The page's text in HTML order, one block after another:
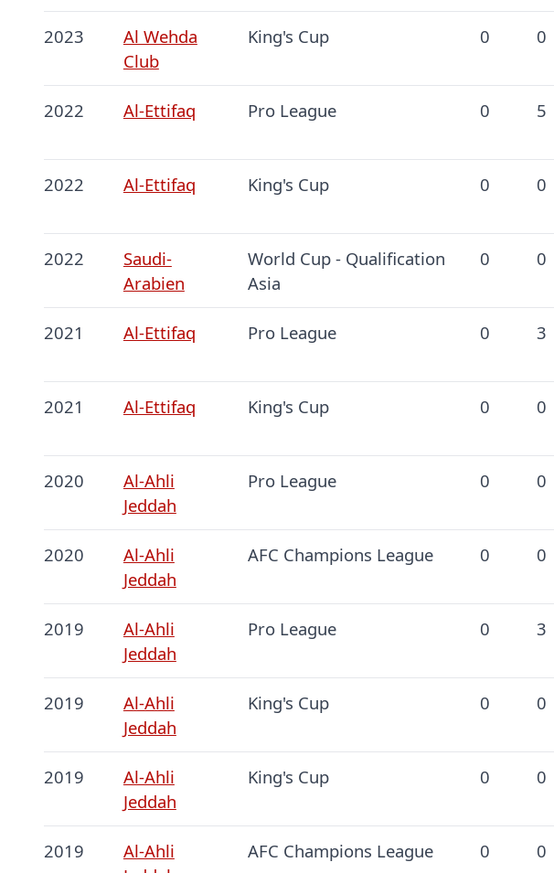
2023
Al Wehda
Club
King's Cup 0 0
2022 Al-Ettifaq Pro League 0 5
2022 Al-Ettifaq King's Cup 0 0
2022
Saudi-
Arabien
World Cup - Qualification
Asia
0 0
2021 Al-Ettifaq Pro League 0 3
2021 Al-Ettifaq King's Cup 0 0
2020
Al-Ahli
Jeddah
Pro League 0 0
2020
Al-Ahli
Jeddah
AFC Champions League 0 0
2019
Al-Ahli
Jeddah
Pro League 0 3
2019
Al-Ahli
Jeddah
King's Cup 0 0
2019
Al-Ahli
Jeddah
King's Cup 0 0
2019
Al-Ahli
AFC Champions League 0 0